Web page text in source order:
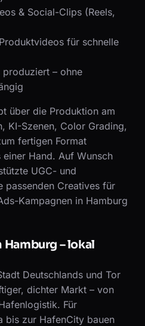
& Social-Clips (Reels,
für schnelle
produziert – ohne
über die Produktion am
KI-Szenen, Color Grading,
fertigen Format
Hand. Auf Wunsch
UGC- und
passenden Creatives für
Kampagnen in Hamburg
– lokal
Deutschlands und Tor
dichter Markt – von
Für
bis zur HafenCity bauen